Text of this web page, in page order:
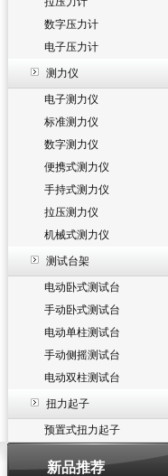
数字压力计
电子压力计
测力仪
电子测力仪
标准测力仪
数字测力仪
便携式测力仪
手持式测力仪
拉压测力仪
机械式测力仪
测试台架
电动卧式测试台
手动卧式测试台
电动单柱测试台
手动侧摇测试台
电动双柱测试台
扭力起子
预置式扭力起子
新品推荐